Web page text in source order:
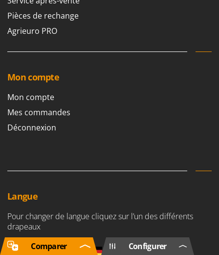
Pièces de rechange
Agrieuro PRO
Mon compte
Mon compte
Mes commandes
Déconnexion
Langue
Pour changer de langue cliquez sur l’un des différents
drapeaux
UK FR DE ES
Configurer
Comparer